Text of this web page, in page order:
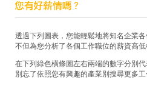
透過下列圖表，您能輕鬆地將知名企業
不但為您分析了各個工作職位的薪資高
在下列綠色橫條圖左右兩端的數字分別
別忘了依照您有興趣的產業別搜尋更多工